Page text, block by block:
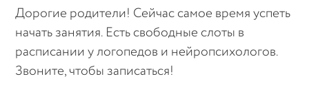
Дорогие родители! Сейчас самое время успеть
начать занятия. Есть свободные слоты в
расписании у логопедов и нейропсихологов.
Звоните, чтобы записаться!